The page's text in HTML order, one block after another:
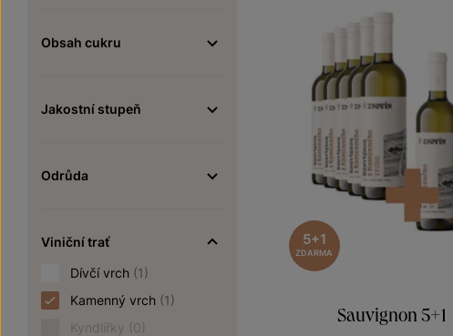
Obsah cukru
Jakostní stupeň
Odrůda
Viniční trať
Dívčí vrch (1)
Kamenný vrch (1)
Kyndlířky (0)
5+1
ZDARMA
Sauvignon 5+1